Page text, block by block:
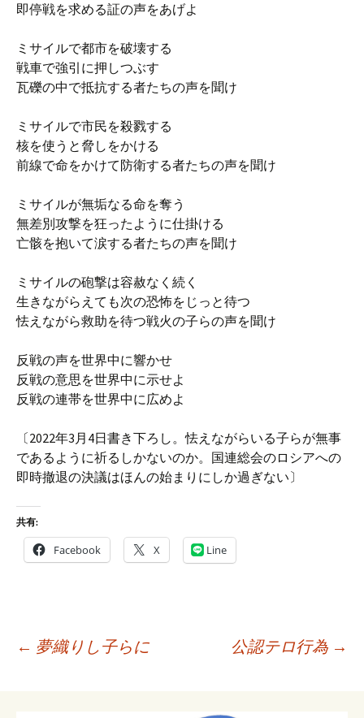
即停戦を求める証の声をあげよ
ミサイルで都市を破壊する
戦車で強引に押しつぶす
瓦礫の中で抵抗する者たちの声を聞け
ミサイルで市民を殺戮する
核を使うと脅しをかける
前線で命をかけて防衛する者たちの声を聞け
ミサイルが無垢なる命を奪う
無差別攻撃を狂ったように仕掛ける
亡骸を抱いて涙する者たちの声を聞け
ミサイルの砲撃は容赦なく続く
生きながらえても次の恐怖をじっと待つ
怯えながら救助を待つ戦火の子らの声を聞け
反戦の声を世界中に響かせ
反戦の意思を世界中に示せよ
反戦の連帯を世界中に広めよ
〔2022年3月4日書き下ろし。怯えながらいる子らが無事
であるように祈るしかないのか。国連総会のロシアへの
即時撤退の決議はほんの始まりにしか過ぎない〕
共有:
Facebook X Line
← 夢織りし子らに 公認テロ行為 →